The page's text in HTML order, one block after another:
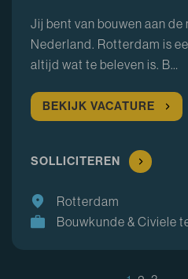
Jij bent van bouwen aan
Nederland. Rotterdam is
altijd wat te beleven is. B…
BEKIJK VACATURE
SOLLICITEREN
Rotterdam
Bouwkunde & Civiele